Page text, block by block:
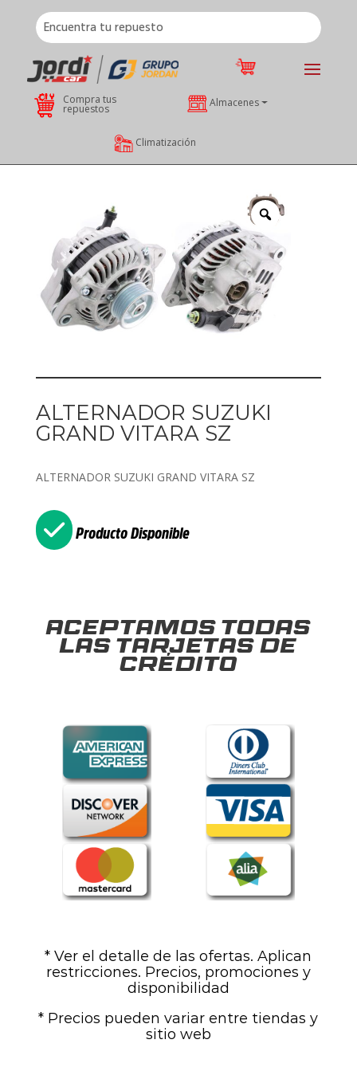
Compra tus
repuestos Almacenes
Climatización
ALTERNADOR SUZUKI
GRAND VITARA SZ
ALTERNADOR SUZUKI GRAND VITARA SZ
Producto Disponible
Aceptamos todas
las tarjetas de
crédito
* Ver el detalle de las ofertas. Aplican
restricciones. Precios, promociones y
disponibilidad
* Precios pueden variar entre tiendas y
sitio web